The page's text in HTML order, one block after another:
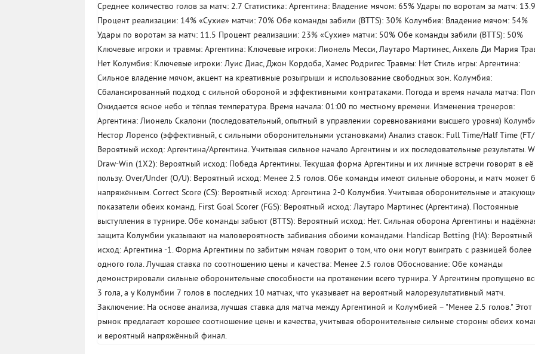
Среднее количество голов за матч: 2.7 Статистика: Аргентина: Владение мячом: 65% Удары по воротам за матч: 13.9
Процент реализации: 14% «Сухие» матчи: 70% Обе команды забили (BTTS): 30% Колумбия: Владение мячом: 54%
Удары по воротам за матч: 11.5 Процент реализации: 23% «Сухие» матчи: 50% Обе команды забили (BTTS): 50%
Ключевые игроки и травмы: Аргентина: Ключевые игроки: Лионель Месси, Лаутаро Мартинес, Анхель Ди Мария
Нет Колумбия: Ключевые игроки: Луис Диас, Джон Кордоба, Хамес Родригес Травмы: Нет Стиль игры: Аргентина:
Сильное владение мячом, акцент на креативные розыгрыши и использование свободных зон. Колумбия:
Сбалансированный подход с сильной обороной и эффективными контратаками. Погода и время начала матча:
Ожидается ясное небо и тёплая температура. Время начала: 01:00 по местному времени. Изменения тренеров:
Аргентина: Лионель Скалони (последовательный, опытный в управлении соревнованиями высшего уровня)
Нестор Лоренсо (эффективный, с сильными оборонительными установками) Анализ ставок: Full Time/Half Time (FT/
Вероятный исход: Аргентина/Аргентина. Учитывая сильное начало Аргентины и их последовательные результаты.
Draw-Win (1X2): Вероятный исход: Победа Аргентины. Текущая форма Аргентины и их личные встречи говорят в её
пользу. Over/Under (O/U): Вероятный исход: Менее 2.5 голов. Обе команды имеют сильные обороны, и матч может
напряжённым. Correct Score (CS): Вероятный исход: Аргентина 2-0 Колумбия. Учитывая оборонительные и
показатели обеих команд. First Goal Scorer (FGS): Вероятный исход: Лаутаро Мартинес (Аргентина). Постоянные
выступления в турнире. Обе команды забьют (BTTS): Вероятный исход: Нет. Сильная оборона Аргентины и
защита Колумбии указывают на маловероятность забивания обоими командами. Handicap Betting (HA): Вероятный
исход: Аргентина -1. Форма Аргентины по забитым мячам говорит о том, что они могут выиграть с разницей более
одного гола. Лучшая ставка по соотношению цены и качества: Менее 2.5 голов Обоснование: Обе команды
демонстрировали сильные оборонительные способности на протяжении всего турнира. У Аргентины пропущено
3 гола, а у Колумбии 7 голов в последних 10 матчах, что указывает на вероятный малорезультативный матч.
Заключение: На основе анализа, лучшая ставка для матча между Аргентиной и Колумбией – "Менее 2.5 голов." Этот
рынок предлагает хорошее соотношение цены и качества, учитывая оборонительные сильные стороны обеих
и вероятный напряжённый финал.